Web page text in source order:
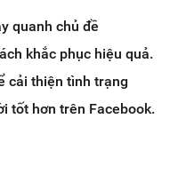
quanh chủ đề
khắc phục hiệu quả.
cải thiện tình trạng
tốt hơn trên Facebook.